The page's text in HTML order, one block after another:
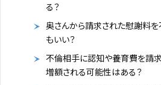
る？
奥さんから請求された慰謝料を
もいい？
不倫相手に認知や養育費を請
増額される可能性はある？